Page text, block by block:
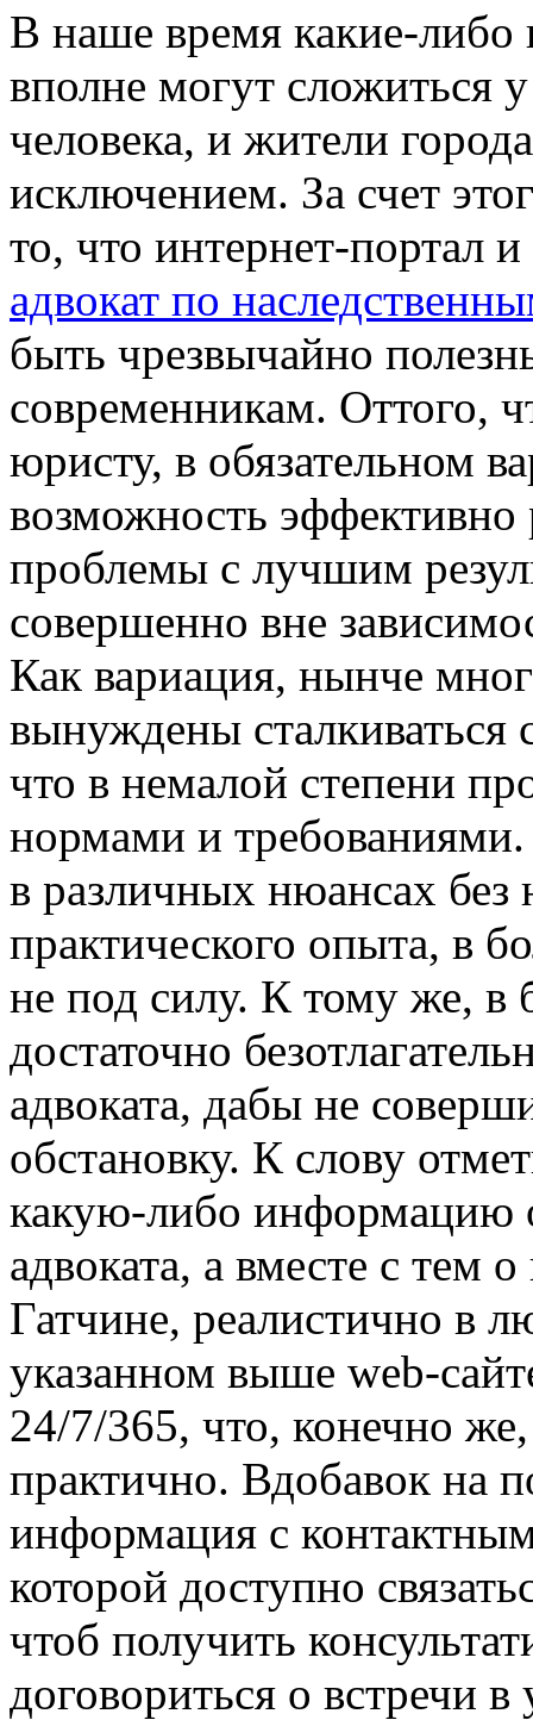
В нaшe врeмя какие-либо
вполне могут сложиться
человека, и жители
исключением. За счет
то, что интернет-портал
адвокат по
быть чрезвычайно
современникам. Оттого,
юристу, в обязательном
возможность
проблемы с лучшим
совершенно вне
Как вариация, нынче
вынуждены
что в немалой степени
нормами и
в различных нюансах без
практического опыта, в
не под силу. К тому же, в
достаточно
адвоката, дабы не
обстановку. К слову
какую-либо информацию
адвоката, а вместе с тем
Гатчине, реалистично в
указанном выше web-
24/7/365, что, конечно
практично. Вдобавок на
информация с
которой доступно
чтоб получить
договориться о встречи